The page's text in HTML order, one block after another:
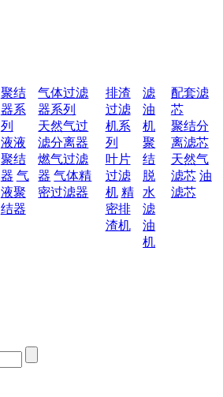
聚结
器系
列
液液
聚结
器 气
液聚
结器
气体过滤
器系列
天然气过
滤分离器
燃气过滤
器 气体精
密过滤器
排渣
过滤
机系
列
叶片
过滤
机 精
密排
渣机
滤
油
机
聚
结
脱
水
滤
油
机
配套滤
芯
聚结分
离滤芯
天然气
滤芯 油
滤芯